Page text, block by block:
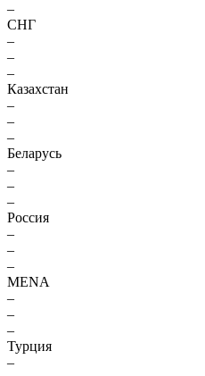
–
СНГ
–
–
–
Казахстан
–
–
–
Беларусь
–
–
–
Россия
–
–
–
MENA
–
–
–
Турция
–